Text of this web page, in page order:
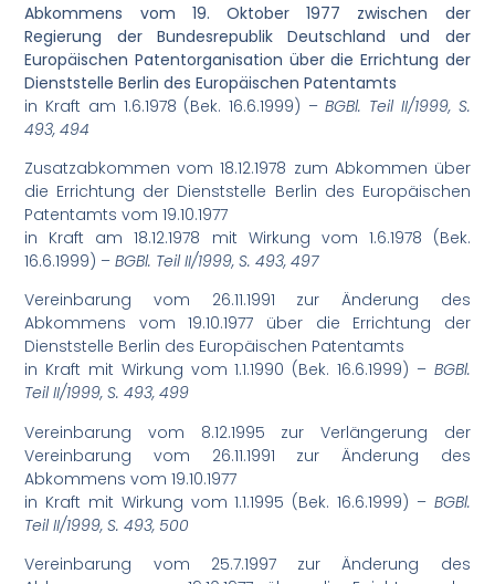
Abkommens vom 19. Oktober 1977 zwischen der
Regierung der Bundesrepublik Deutschland und der
Europäischen Patentorganisation über die Errichtung der
Dienststelle Berlin des Europäischen Patentamts
in Kraft am 1.6.1978 (Bek. 16.6.1999) –BGBl. Teil II/1999, S.
493, 494
Zusatzabkommen vom 18.12.1978 zum Abkommen über
die Errichtung der Dienststelle Berlin des Europäischen
Patentamts vom 19.10.1977
in Kraft am 18.12.1978 mit Wirkung vom 1.6.1978 (Bek.
16.6.1999) –BGBl. Teil II/1999, S. 493, 497
Vereinbarung vom 26.11.1991 zur Änderung des
Abkommens vom 19.10.1977 über die Errichtung der
Dienststelle Berlin des Europäischen Patentamts
in Kraft mit Wirkung vom 1.1.1990 (Bek. 16.6.1999) – BGBl.
Teil II/1999, S. 493, 499
Vereinbarung vom 8.12.1995 zur Verlängerung der
Vereinbarung vom 26.11.1991 zur Änderung des
Abkommens vom 19.10.1977
in Kraft mit Wirkung vom 1.1.1995 (Bek. 16.6.1999) – BGBl.
Teil II/1999, S. 493, 500
Vereinbarung vom 25.7.1997 zur Änderung des